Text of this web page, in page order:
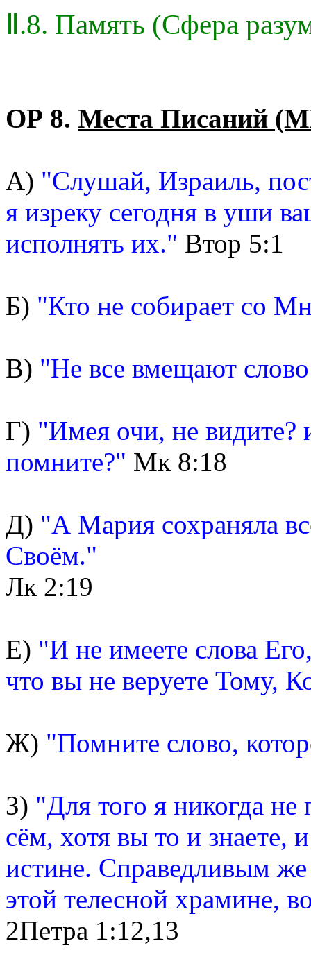
Ⅱ.8. Память (Сфера
ОР 8. Места Писаний
А) "Слушай, Израиль,
я изреку сегодня в уши
исполнять их." Втор 5:1
Б) "Кто не собирает со
В) "Не все вмещают
Г) "Имея очи, не
помните?" Мк 8:18
Д) "А Мария сохраняла
Своём."
Лк 2:19
Е) "И не имеете слова
что вы не веруете Тому,
Ж) "Помните слово,
З) "Для того я никогда не
сём, хотя вы то и знаете,
истине. Справедливым
этой телесной храмине,
2Петра 1:12,13